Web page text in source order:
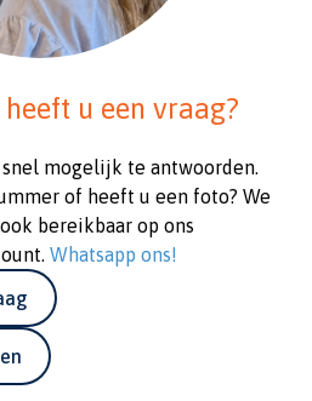
u een vraag?
snel mogelijk te antwoorden.
of heeft u een foto? We
bereikbaar op ons
Whatsapp ons!